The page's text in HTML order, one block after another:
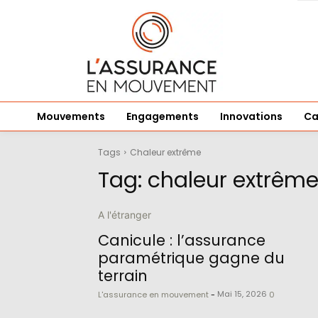
Mouvements Engagements Innovations
Tags Chaleur extrême
Tag: chaleur extrême
A l'étranger
Canicule : l’assurance
paramétrique gagne du
terrain
L'assurance en mouvement- Mai 15, 2026 0